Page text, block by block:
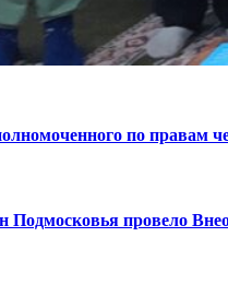
по правам
Подмосковья провело